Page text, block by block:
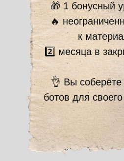
🎁 1 бонусный
🔥
к
2️⃣ месяца в
👌 Вы соберёте
ботов для